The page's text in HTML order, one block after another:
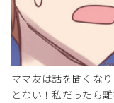
ママ友は話を聞くな
とない！私だったら